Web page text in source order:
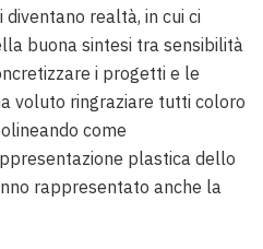
diventano realtà, in cui ci
buona sintesi tra sensibilità
i progetti e le
voluto ringraziare tutti coloro
come
plastica dello
rappresentato anche la